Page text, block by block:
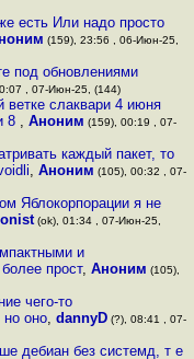
есть Или надо просто
(159), 23:56 , 06-Июн-25,
под обновлениями
, 07-Июн-25, (144)
ветке слаквари 4 июня
8 ,Аноним (159), 00:19 , 07-
каждый пакет, то
, Аноним (105), 00:32 , 07-
Яблокорпорации я не
(ok), 01:34 , 07-Июн-25,
и
прост, Аноним (105),
чего-то
но оно, dannyD(?), 08:41 , 07-
дебиан без системд, т е